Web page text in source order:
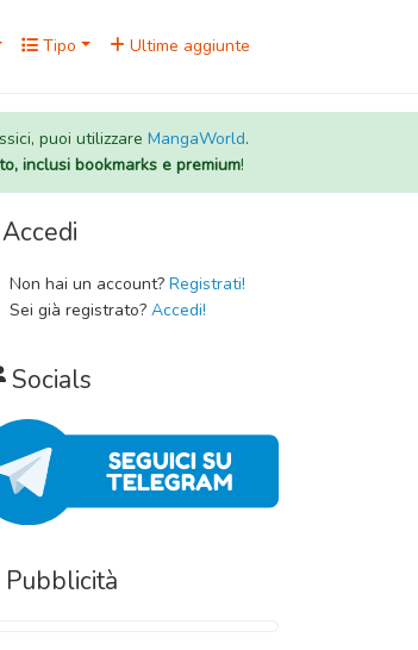
Tipo Ultime aggiunte
puoi utilizzare MangaWorld.
inclusi bookmarks e premium!
Accedi
Non hai un account? Registrati!
Sei già registrato? Accedi!
Socials
Pubblicità